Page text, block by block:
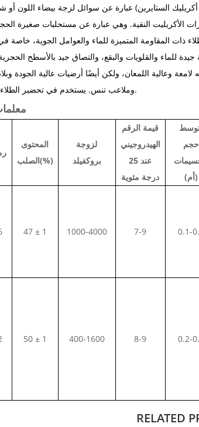
الستايرين) عبارة عن سوائل لزجة بيضاء اللون أو
الأكريليت النقية. وهي عبارة عن مستحلبات صغيرة
ذات المقاومة المتميزة للماء والعوامل الجوية، خاصة
للماء والقلويات والبقع، والتصاق جيد بالأسطح
وعالية اللمعان، ولكن أيضًا أرضيات عالية الجودة
وملاعب تنس. يستخدم في تحضير الطلاءات النهائية.
المحتوى
الصلب(%)
لزوجة
بروكفيلد
قيمة الرقم
الهيدروجيني
عند 25
درجة مئوية
حجم
(أم)
47 ± 1 1000-4000 7-9 0.1-
50 ± 1 400-1600 8-9 0.2-
RELATED